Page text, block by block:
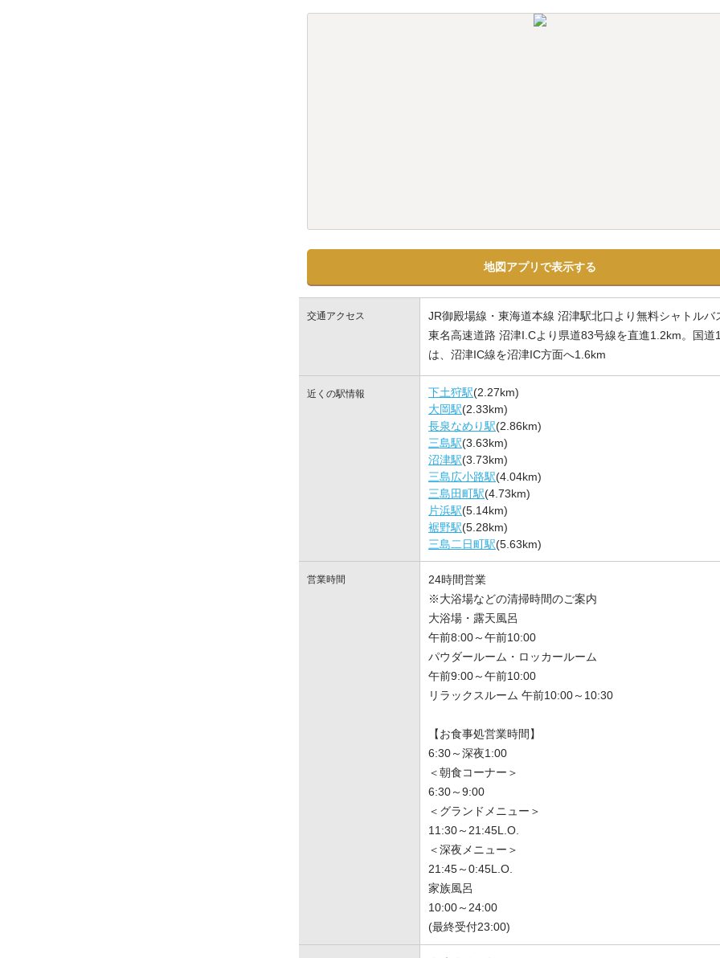
地図アプリで表示する
交通アクセス
JR御殿場線・東海道本線 沼津駅北口より無料シャトルバ
東名高速道路 沼津I.Cより県道83号線を直進1.2km。国道
は、沼津IC線を沼津IC方面へ1.6km
近くの駅情報 下土狩駅(2.27km)
大岡駅(2.33km)
長泉なめり駅(2.86km)
三島駅(3.63km)
沼津駅(3.73km)
三島広小路駅(4.04km)
三島田町駅(4.73km)
片浜駅(5.14km)
裾野駅(5.28km)
三島二日町駅(5.63km)
営業時間
24時間営業
※大浴場などの清掃時間のご案内
大浴場・露天風呂
午前8:00～午前10:00
パウダールーム・ロッカールーム
午前9:00～午前10:00
リラックスルーム 午前10:00～10:30
【お食事処営業時間】
6:30～深夜1:00
＜朝食コーナー＞
6:30～9:00
＜グランドメニュー＞
11:30～21:45L.O.
＜深夜メニュー＞
21:45～0:45L.O.
家族風呂
10:00～24:00
(最終受付23:00)